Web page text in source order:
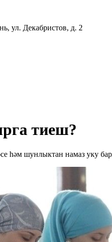
ул. Декабристов, д. 2
тиеш?
һәм шунлыктан намаз уку